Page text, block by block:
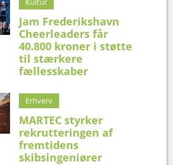
Jam Frederikshavn
Cheerleaders får
40.800 kroner i støtte
til stærkere
fællesskaber
Erhverv
MARTEC styrker
rekrutteringen af
fremtidens
skibsingeniører